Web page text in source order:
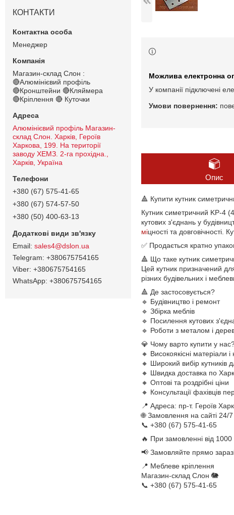
У компанії підключені
Опис
🔺 Купити кутник
Кутник симетричний KP-4
кутових з'єднань у
міцності та довговічності.
✅ Продається кратно
🔺 Що таке кутник
Цей кутник призначений
різних будівельних і
🔺 Де застосовується?
🔹 Будівництво і ремонт
🔹 Збірка меблів
🔹 Посилення кутових
🔹 Роботи з металом і
💎 Чому варто купити у
🔸 Високоякісні матеріали і
🔸 Широкий вибір кутників
🔸 Швидка доставка по
🔸 Оптові та роздрібні ціни
🔸 Консультації фахівців
📍 Адреса: пр-т. Героїв
🌐 Замовлення на сайті 24/7
📞 +380 (67) 575-41-65
🔥 При замовленні від
📢 Замовляйте прямо
📍 Меблеве кріплення
Магазин-склад Слон 🐘
📞 +380 (67) 575-41-65
КОНТАКТИ
Менеджер
Магазин-склад Слон :
🔴Алюмінієвий профіль
🔴Кронштейни 🔴Кляймера
🔴Кріплення 🔴 Куточки
Алюмінієвий профіль Магазин-
склад Слон. Харків, Героїв
Харкова, 199. На території
заводу ХЕМЗ. 2-га прохідна.,
Харків, Україна
+380 (67) 575-41-65
+380 (67) 574-57-50
+380 (50) 400-63-13
sales4@dslon.ua
+380675754165
+380675754165
+380675754165